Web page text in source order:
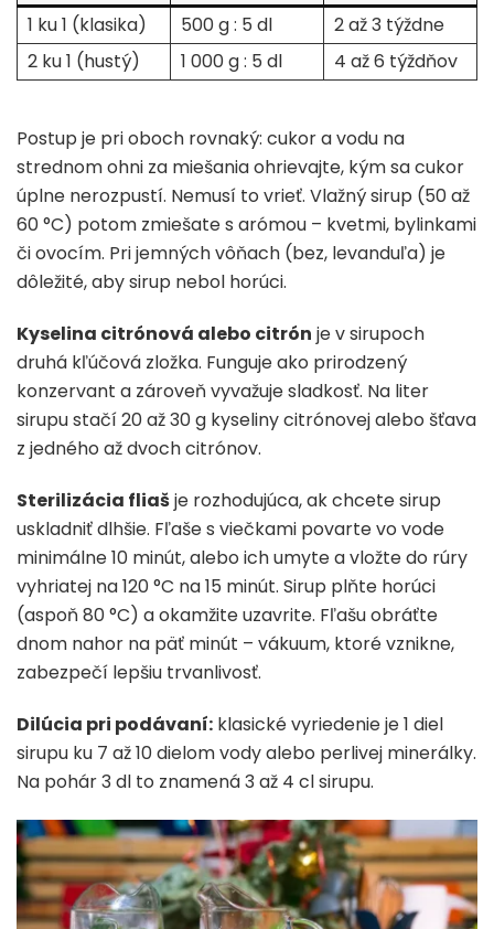
1 ku 1 (klasika)
500 g : 5 dl
2 až 3 týždne
2 ku 1 (hustý)
1 000 g : 5 dl 4 až 6 týždňov
Postup je pri oboch rovnaký: cukor a vodu na
strednom ohni za miešania ohrievajte, kým sa cukor
úplne nerozpustí. Nemusí to vrieť. Vlažný sirup (50 až
60 °C) potom zmiešate s arómou – kvetmi, bylinkami
či ovocím. Pri jemných vôňach (bez, levanduľa) je
dôležité, aby sirup nebol horúci.
Kyselina citrónová alebo citrón je v sirupoch
druhá kľúčová zložka. Funguje ako prirodzený
konzervant a zároveň vyvažuje sladkosť. Na liter
sirupu stačí 20 až 30 g kyseliny citrónovej alebo šťava
z jedného až dvoch citrónov.
Sterilizácia fliašje rozhodujúca, ak chcete sirup
uskladniť dlhšie. Fľaše s viečkami povarte vo vode
minimálne 10 minút, alebo ich umyte a vložte do rúry
vyhriatej na 120 °C na 15 minút. Sirup plňte horúci
(aspoň 80 °C) a okamžite uzavrite. Fľašu obráťte
dnom nahor na päť minút – vákuum, ktoré vznikne,
zabezpečí lepšiu trvanlivosť.
Dilúcia pri podávaní: klasické vyriedenie je 1 diel
sirupu ku 7 až 10 dielom vody alebo perlivej minerálky.
Na pohár 3 dl to znamená 3 až 4 cl sirupu.